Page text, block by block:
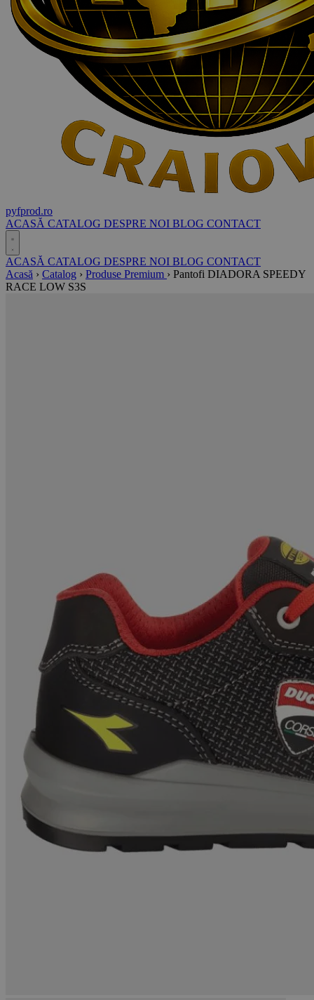
pyfprod.ro
ACASĂ CATALOG DESPRE NOI BLOG CONTACT
ACASĂ CATALOG DESPRE NOI BLOG CONTACT
Acasă › Catalog › Produse Premium › Pantofi DIADORA SPEEDY
RACE LOW S3S